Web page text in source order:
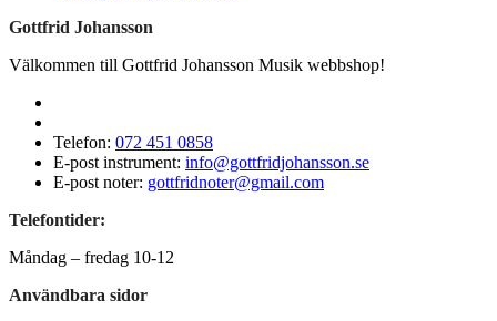
Gottfrid Johansson
Välkommen till Gottfrid Johansson Musik webbshop!
Telefon: 072 451 0858
E-post instrument: info@gottfridjohansson.se
E-post noter: gottfridnoter@gmail.com
Telefontider:
Måndag – fredag 10-12
Användbara sidor